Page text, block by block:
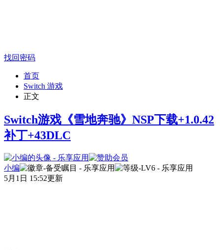
找回密码
首页
Switch 游戏
正文
Switch游戏《雪地奔驰》NSP下载+1.0.42
补丁+43DLC
小编
5月1日 15:52更新